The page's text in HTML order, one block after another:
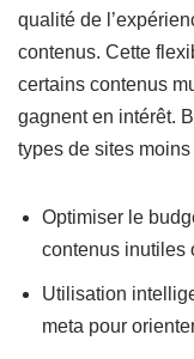
qualité de
contenus. Cette
certains contenus
gagnent en intérêt.
types de sites
Optimiser le
contenus inutiles
Utilisation
meta pour